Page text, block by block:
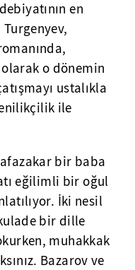
en
o dönemin
ustalıkla
ile
bir baba
eğilimli bir oğul
İki nesil
bir dille
muhakkak
Bazarov ve